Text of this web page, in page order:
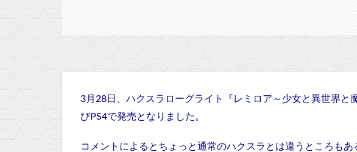
3月28日、ハクスラローグライト『レミロア～少女と異世界と
びPS4で発売となりました。
コメントによるとちょっと通常のハクスラとは違うところもあ